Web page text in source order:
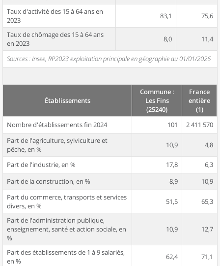
Taux d'activité des 15 à 64 ans en
2023
83,1 75,6
Taux de chômage des 15 à 64 ans
en 2023
8,0 11,4
Sources : Insee, RP2023 exploitation principale en géographie au 01/01/2026
Établissements
Commune :
Les Fins
(25240)
France
entière
(1)
Nombre d'établissements fin 2024
101
2 411 570
Part de l'agriculture, sylviculture et
pêche, en %
10,9 4,8
Part de l'industrie, en % 17,8
6,3
Part de la construction, en %
8,9
10,9
Part du commerce, transports et services
divers, en %
51,5 65,3
Part de l'administration publique,
enseignement, santé et action sociale, en
%
10,9 12,7
Part des établissements de 1 à 9 salariés,
en %
62,4 71,1